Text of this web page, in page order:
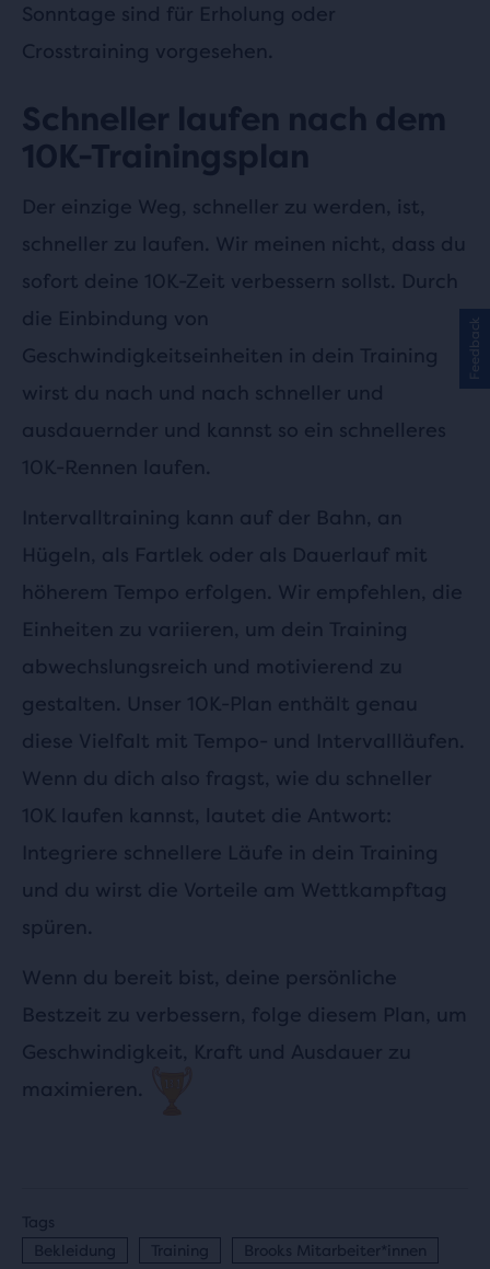
Sonntage sind für Erholung oder
Crosstraining vorgesehen.
Schneller laufen nach dem
10K-Trainingsplan
Der einzige Weg, schneller zu werden, ist,
schneller zu laufen. Wir meinen nicht, dass du
sofort deine 10K-Zeit verbessern sollst. Durch
die Einbindung von
Geschwindigkeitseinheiten in dein Training
wirst du nach und nach schneller und
ausdauernder und kannst so ein schnelleres
10K-Rennen laufen.
Intervalltraining kann auf der Bahn, an
Hügeln, als Fartlek oder als Dauerlauf mit
höherem Tempo erfolgen. Wir empfehlen, die
Einheiten zu variieren, um dein Training
abwechslungsreich und motivierend zu
gestalten. Unser 10K-Plan enthält genau
diese Vielfalt mit Tempo- und Intervallläufen.
Wenn du dich also fragst, wie du schneller
10K laufen kannst, lautet die Antwort:
Integriere schnellere Läufe in dein Training
und du wirst die Vorteile am Wettkampftag
spüren.
Wenn du bereit bist, deine persönliche
Bestzeit zu verbessern, folge diesem Plan, um
Geschwindigkeit, Kraft und Ausdauer zu
maximieren.
Tags
Bekleidung
Training Brooks Mitarbeiter*innen
Feedback